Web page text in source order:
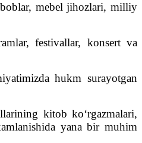
mebel jihozlari, milliy
festivallar, konsert va
hukm surayotgan
kitob ko‘rgazmalari,
yana bir muhim